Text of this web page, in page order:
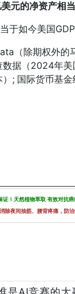
元的净资产相
于如今美国
（除期权外的
数据（2024年
）; 国际货币基
证！天然植物萃取 有效对抗
除夜间抽筋、腰背疼痛，防